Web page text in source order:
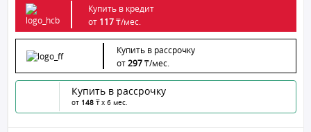
Купить в кредит
от 117₸/мес.
Купить в рассрочку
от297₸/мес.
Купить в рассрочку
от 148 ₸ x 6 мес.